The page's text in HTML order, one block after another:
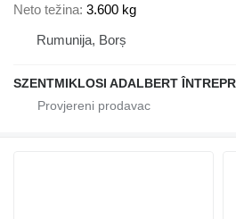
Neto težina 3.600 kg
Rumunija, Borș